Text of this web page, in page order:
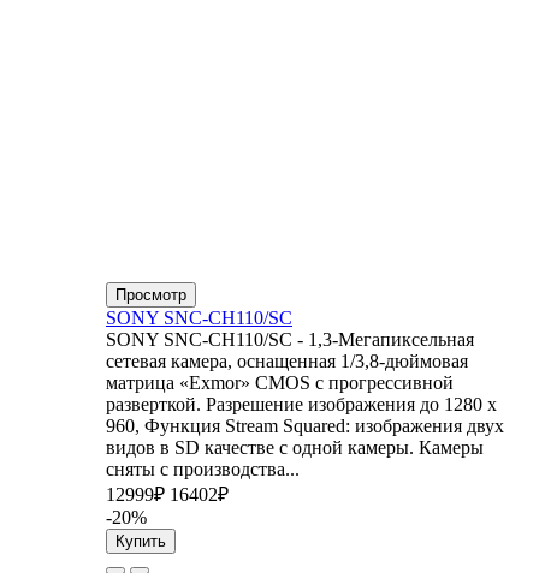
Просмотр
SONY SNC-CH110/SC
SONY SNC-CH110/SC - 1,3-Мегапиксельная
сетевая камера, оснащенная 1/3,8-дюймовая
матрица «Exmor» CMOS с прогрессивной
разверткой. Разрешение изображения до 1280 x
960, Функция Stream Squared: изображения двух
видов в SD качестве с одной камеры. Камеры
сняты с производства...
12999₽ 16402₽
-20%
Купить